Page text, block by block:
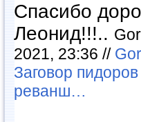
Спасибо
Леонид!!!..
2021, 23:36 //
Заговор
реванш…